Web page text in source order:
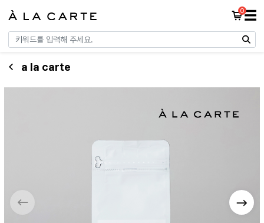
0☰
a la carte